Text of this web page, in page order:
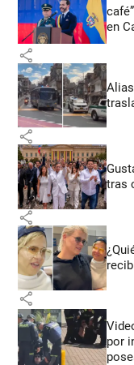
en
share
Alias
share
tras
share
share
por